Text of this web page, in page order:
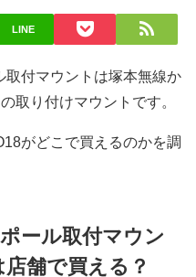
LINE
取付マウントは塚本無線か
取り付けマウントです。
がどこで買えるのかを調
ール取付マウン
店舗で買える？